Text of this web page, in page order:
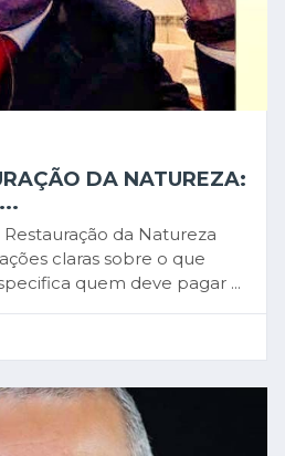
DA NATUREZA:
da Natureza
claras sobre o que
quem deve pagar ...